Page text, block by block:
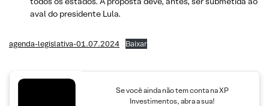
aval do presidente Lula.
agenda-legislativa-01.07.2024 Baixar
Se você ainda não tem conta na XP
Investimentos, abra a sua!